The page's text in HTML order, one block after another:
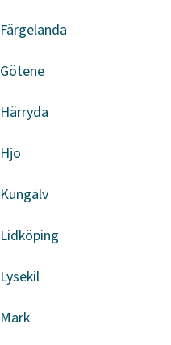
Färgelanda
Götene
Härryda
Hjo
Kungälv
Lidköping
Lysekil
Mark